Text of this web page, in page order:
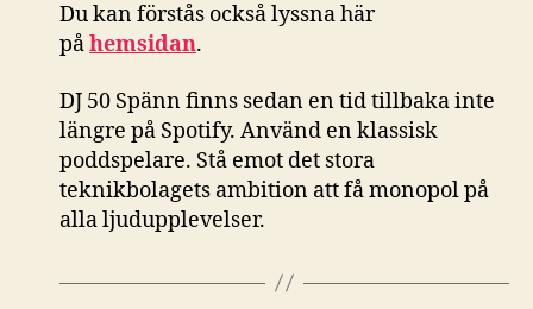
Du kan förstås ocksålyssna här
påhemsidan.
DJ 50 Spänn finns sedan en tid tillbaka inte
längre på Spotify. Använd en klassisk
poddspelare. Stå emot det stora
teknikbolagets ambition att få monopol på
alla ljudupplevelser.